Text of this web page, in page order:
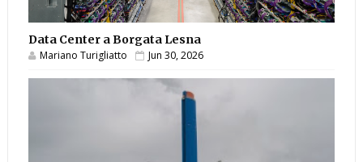
Data Center a Borgata Lesna
Mariano Turigliatto Jun 30, 2026